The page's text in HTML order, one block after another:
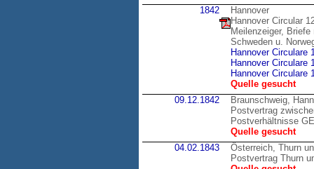
1842
Hannover
Hannover Circular
Meilenzeiger,
Schweden u.
Hannover Circulare
Hannover Circulare
Hannover Circulare
Quelle gesucht
09.12.1842
Braunschweig,
Postvertrag
Postverhältnisse
Quelle gesucht
04.02.1843
Österreich, Thurn
Postvertrag Thurn